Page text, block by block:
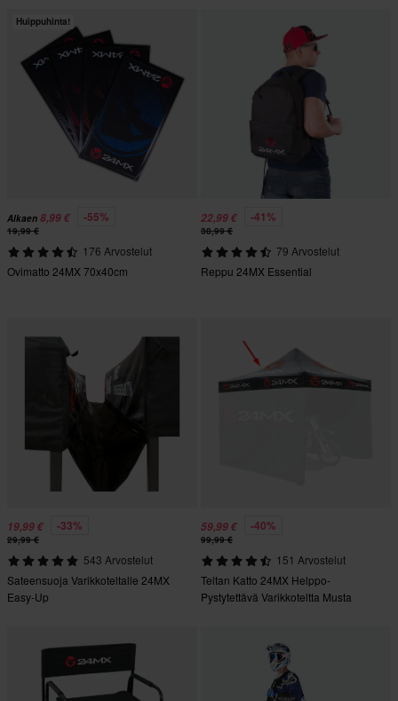
Huippuhinta!
Alkaen 8,99 € -55%
19,99 €
176 Arvostelut
Ovimatto 24MX 70x40cm
22,99 € -41%
38,99 €
79 Arvostelut
Reppu 24MX Essential
19,99 € -33%
29,99 €
543 Arvostelut
Sateensuoja Varikkoteltalle 24MX
Easy-Up
59,99 € -40%
99,99 €
151 Arvostelut
Teltan Katto 24MX Helppo-
Pystytettävä Varikkoteltta Musta